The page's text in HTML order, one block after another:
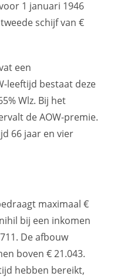
1 januari 1946
schijf van €
een
leeftijd bestaat deze
Wlz. Bij het
de AOW-premie.
66 jaar en vier
maximaal €
bij een inkomen
De afbouw
boven € 21.043.
hebben bereikt,